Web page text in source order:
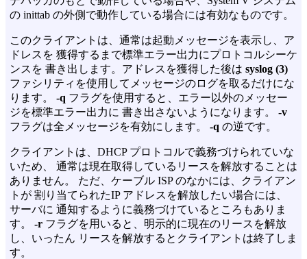
の inittab の外側で動作している場合には有効なものです。
このクライアントは、通常は起動メッセージを表示し、ア
ドレスを 獲得するまで標準エラー出力にプロトコルシーケ
ンスを 書き出します。アドレスを獲得した後は syslog (3)
ファシリティを使用してメッセージのログを取るだけにな
ります。 -q フラグを使用すると、エラー以外のメッセー
ジを標準エラー出力に 書き出さないようになります。 -v
フラグは全メッセージを有効にします。 -q の逆です。
クライアントは、DHCP プロトコルで義務づけられていな
いため、 通常は現在取得しているリースを解放することは
ありません。 ただ、ケーブル ISP のなかには、クライアン
トが 割り当てられたIP アドレスを解放したい場合には、
サーバに 通知するように義務づけているところもありま
す。 -r フラグを用いると、明示的に現在のリースを解放
し、いったん リースを解放するとクライアントは終了しま
す。